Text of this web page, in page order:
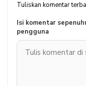
Tuliskan komentar
Isi komentar
pengguna